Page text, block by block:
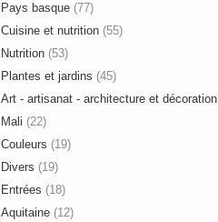
Pays basque (77)
Cuisine et nutrition (55)
Nutrition (53)
Plantes et jardins (45)
Art - artisanat - architecture et décoration
Mali (22)
Couleurs (19)
Divers (19)
Entrées (18)
Aquitaine (12)